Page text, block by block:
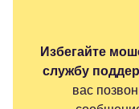
Избегайте
службу
вас